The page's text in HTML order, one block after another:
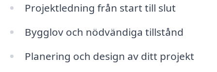
Projektledning från start till slut
Bygglov och nödvändiga tillstånd
Planering och design av ditt projekt